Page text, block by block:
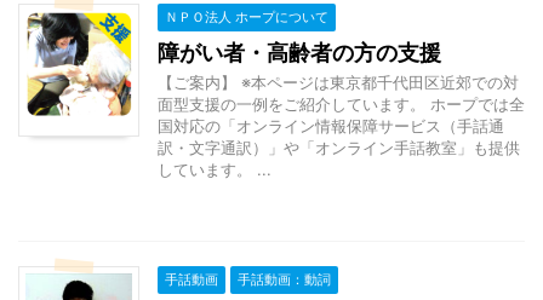
ＮＰＯ法人 ホープについて
障がい者・高齢者の方の支援
【ご案内】 ※本ページは東京都千代田区近郊での対
面型支援の一例をご紹介しています。 ホープでは全
国対応の「オンライン情報保障サービス（手話通
訳・文字通訳）」や「オンライン手話教室」も提供
しています。 ...
手話動画 手話動画：動詞